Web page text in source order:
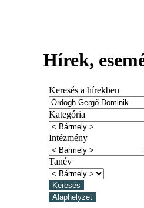
Hírek,
Keresés a hírekben
Kategória
Intézmény
Tanév